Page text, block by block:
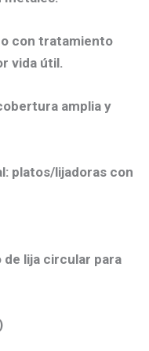
con tratamiento
vida útil.
amplia y
platos/lijadoras con
de lija circular para